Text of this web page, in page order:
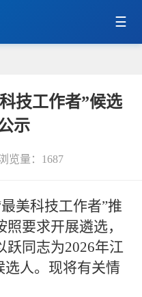
技工作者”候选
示
览量： 1687
美科技工作者”推
要求开展遴选，
跃同志为2026年江
选人。现将有关情